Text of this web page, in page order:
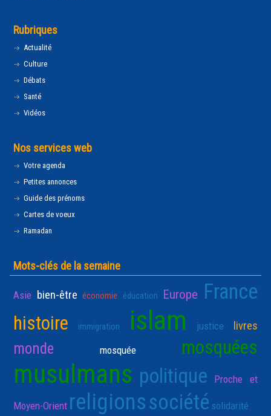
Rubriques
Actualité
Culture
Débats
Santé
Vidéos
Nos services web
Votre agenda
Petites annonces
Guide des prénoms
Cartes de voeux
Ramadan
Mots-clés de la semaine
Asie bien-être économie éducation Europe France
histoire immigration islam justice livres
monde mosquée mosquées
musulmans politique Proche et
Moyen-Orient religionssociété solidarité